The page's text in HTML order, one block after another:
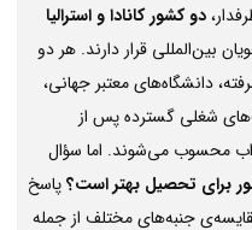
دو کشور کانادا و استرالیا
بین‌المللی قرار دارند. هر دو
دانشگاه‌های معتبر جهانی،
شغلی گسترده پس از
محسوب می‌شوند. اما سؤال
برای تحصیل بهتر است؟پاسخ
جنبه‌های مختلف از جمله